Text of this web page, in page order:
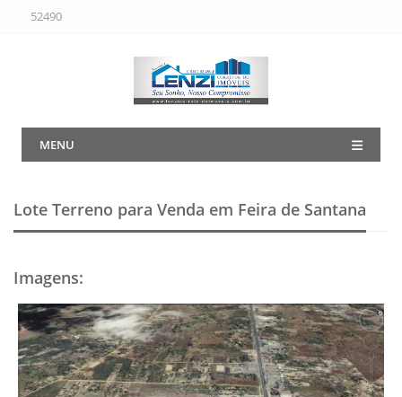
52490
MENU
Lote Terreno para Venda em Feira de Santana
Imagens: